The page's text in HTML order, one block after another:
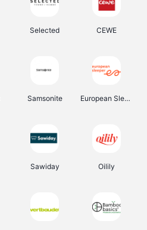
Selected CEWE
Samsonite European Sleeper
Sawiday Oilily